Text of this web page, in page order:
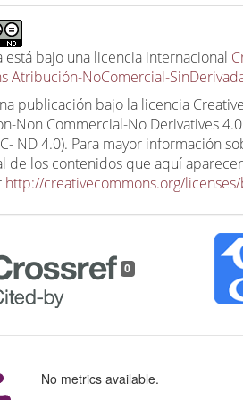
está bajo una licencia internacional
Atribución-NoComercial-
publicación bajo la licencia
Non Commercial-No Derivatives
ND 4.0). Para mayor información
de los contenidos que aquí
http://creativecommons.org/
0
No metrics available.